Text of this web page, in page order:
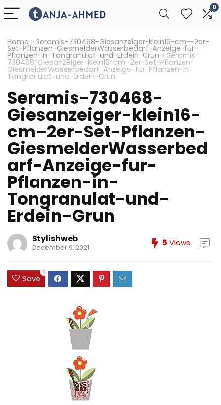
0
Home » Seramis-730468-Giesanzeiger-klein16-cm--2er-
Set-Pflanzen-GiesmelderWasserbedarf-Anzeige-fur-
Pflanzen-in-Tongranulat-und-Erdein-Grun » Seramis-
730468-Giesanzeiger-klein16-cm–2er-Set-Pflanzen-
GiesmelderWasserbedarf-Anzeige-fur-Pflanzen-in-
Tongranulat-und-Erdein-Grun
Seramis-730468-
Giesanzeiger-klein16-
cm–2er-Set-Pflanzen-
GiesmelderWasserbed
arf-Anzeige-fur-
Pflanzen-in-
Tongranulat-und-
Erdein-Grun
Stylishweb
December 9, 2021 5 Views
Save
0